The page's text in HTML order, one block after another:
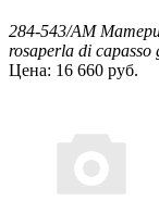
284-543/AM
rosaperla di capasso
Цена: 16 660 руб.